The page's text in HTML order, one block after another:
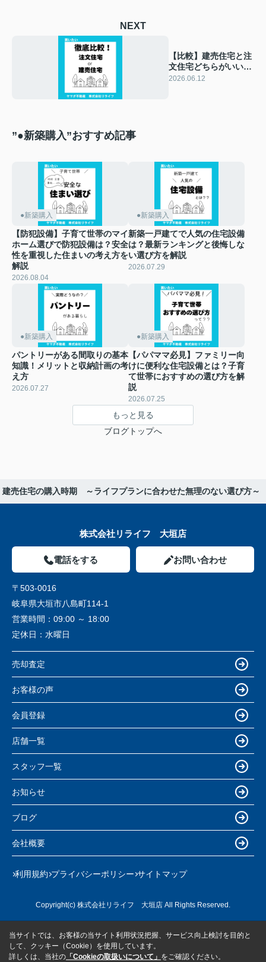
NEXT
【比較】建売住宅と注
文住宅どちらがいい？
価格相場と総額の違い
2026.06.12
”●新築購入”おすすめ記事
●新築購入
【防犯設備】子育て世帯のマイ
ホーム選びで防犯設備は？安全
性を重視した住まいの考え方を
解説
2026.08.04
●新築購入
新築一戸建てで人気の住宅設備
は？最新ランキングと後悔しな
い選び方を解説
2026.07.29
●新築購入
パントリーがある間取りの基本
知識！メリットと収納計画の考
え方
2026.07.27
●新築購入
【パパママ必見】ファミリー向
けに便利な住宅設備とは？子育
て世帯におすすめの選び方を解
説
2026.07.25
もっと見る
ブログトップへ
建売住宅の購入時期 ～ライフプランに合わせた無理のない選び方～
株式会社リライフ 大垣店
電話をする お問い合わせ
〒503-0016
岐阜県大垣市八島町114-1
営業時間： 09:00 ～ 18:00
定休日： 水曜日
売却査定
お客様の声
会員登録
店舗一覧
スタッフ一覧
お知らせ
ブログ
会社概要
利用規約 プライバシーポリシー サイトマップ
Copyright(c) 株式会社リライフ 大垣店 All Rights Reserved.
当サイトでは、お客様の当サイト利用状況把握、サービス向上検討を目的と
して、クッキー（Cookie）を使用しています。
詳しくは、当社の 「Cookieの取扱いについて」 をご確認ください。